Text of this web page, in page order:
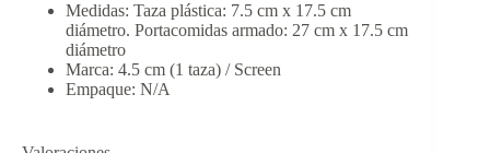
Medidas: Taza plástica: 7.5 cm x 17.5 cm
diámetro. Portacomidas armado: 27 cm x 17.5 cm
diámetro
Marca: 4.5 cm (1 taza) / Screen
Empaque: N/A